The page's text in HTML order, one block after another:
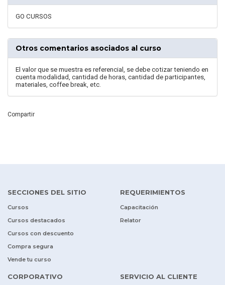
GO CURSOS
Otros comentarios asociados al curso
El valor que se muestra es referencial, se debe cotizar teniendo en
cuenta modalidad, cantidad de horas, cantidad de participantes,
materiales, coffee break, etc.
Compartir
SECCIONES DEL SITIO
Cursos
Cursos destacados
Cursos con descuento
Compra segura
Vende tu curso
REQUERIMIENTOS
Capacitación
Relator
CORPORATIVO SERVICIO AL CLIENTE